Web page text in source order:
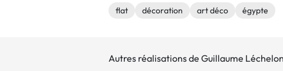
flat décoration art déco égypte
Autres réalisations de Guillaume Léchelon